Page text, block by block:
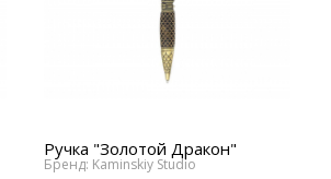
Ручка "Золотой Дракон"
Бренд: Kaminskiy Studio